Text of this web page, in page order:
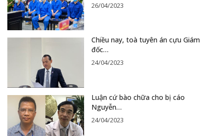
26/04/2023
Chiều nay, toà tuyên án cựu Giám
đốc…
24/04/2023
Luận cứ bào chữa cho bị cáo
Nguyễn…
24/04/2023